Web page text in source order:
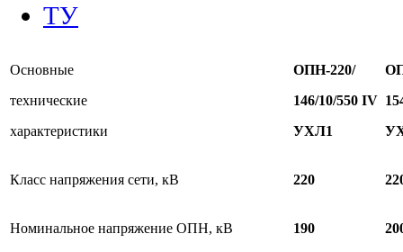
ТУ
Основные
технические
характеристики
ОПН-220/
146/10/550 IV
УХЛ1
1
Класс напряжения сети, кВ 220
Номинальное напряжение ОПН, кВ 190